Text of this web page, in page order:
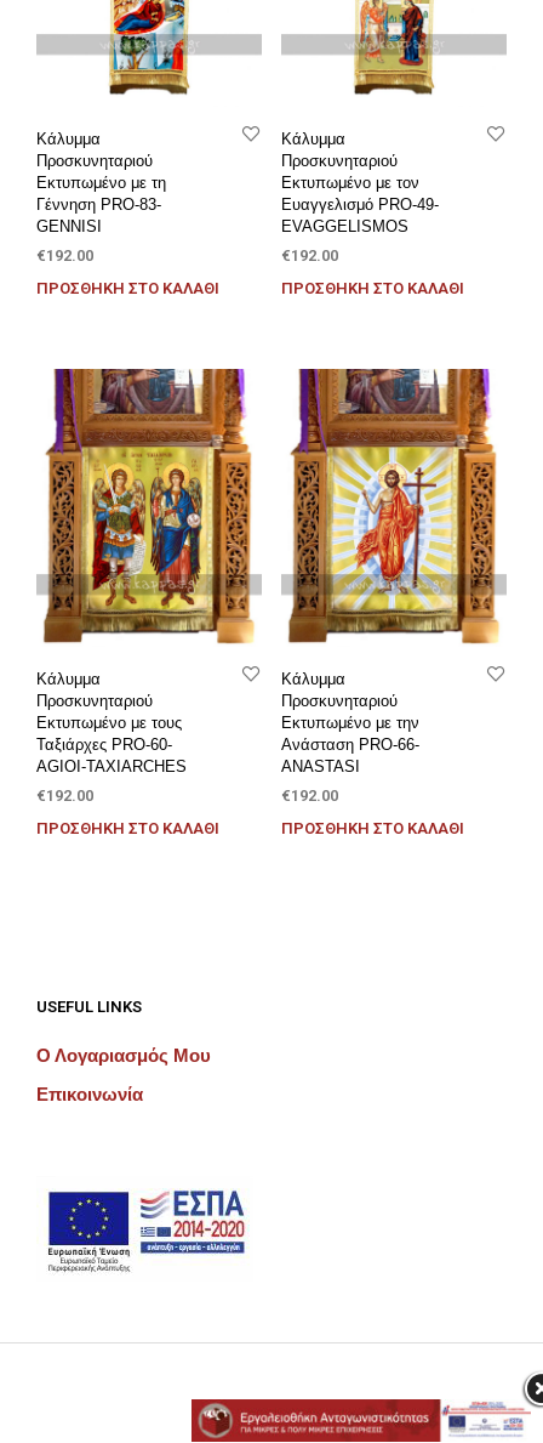
Κάλυμμα
Προσκυνηταριού
Εκτυπωμένο με τη
Γέννηση PRO-83-
GENNISI
€192.00
ΠΡΟΣΘΉΚΗ ΣΤΟ ΚΑΛΆΘΙ
Κάλυμμα
Προσκυνηταριού
Εκτυπωμένο με τον
Ευαγγελισμό PRO-49-
EVAGGELISMOS
€192.00
ΠΡΟΣΘΉΚΗ ΣΤΟ ΚΑΛΆΘΙ
Κάλυμμα
Προσκυνηταριού
Εκτυπωμένο με τους
Ταξιάρχες PRO-60-
AGIOI-TAXIARCHES
€192.00
ΠΡΟΣΘΉΚΗ ΣΤΟ ΚΑΛΆΘΙ
Κάλυμμα
Προσκυνηταριού
Εκτυπωμένο με την
Ανάσταση PRO-66-
ANASTASI
€192.00
ΠΡΟΣΘΉΚΗ ΣΤΟ ΚΑΛΆΘΙ
USEFUL LINKS
Ο Λογαριασμός Μου
Επικοινωνία